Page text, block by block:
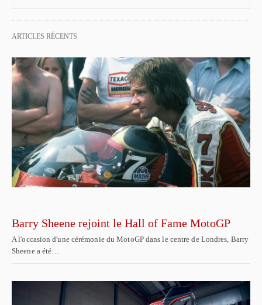
ARTICLES RÉCENTS
Barry Sheene rejoint le Hall of Fame MotoGP
A l'occasion d'une cérémonie du MotoGP dans le centre de Londres, Barry
Sheene a été…